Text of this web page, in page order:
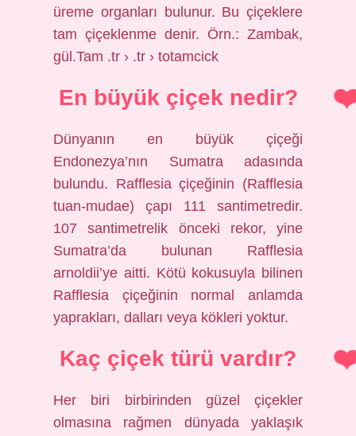
üreme organları bulunur. Bu çiçeklere
tam çiçeklenme denir. Örn.: Zambak,
gül.Tam .tr › .tr › totamcick
En büyük çiçek nedir?
Dünyanın en büyük çiçeği
Endonezya’nın Sumatra adasında
bulundu. Rafflesia çiçeğinin (Rafflesia
tuan-mudae) çapı 111 santimetredir.
107 santimetrelik önceki rekor, yine
Sumatra’da bulunan Rafflesia
arnoldii’ye aitti. Kötü kokusuyla bilinen
Rafflesia çiçeğinin normal anlamda
yaprakları, dalları veya kökleri yoktur.
Kaç çiçek türü vardır?
Her biri birbirinden güzel çiçekler
olmasına rağmen dünyada yaklaşık